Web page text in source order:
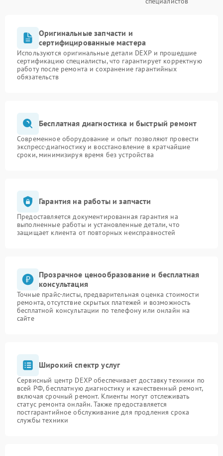
Оригинальные запчасти и
сертифицированные мастера
Используются оригинальные детали DEXP и прошедшие
сертификацию специалисты, что гарантирует корректную
работу после ремонта и сохранение гарантийных
обязательств
Бесплатная диагностика и быстрый ремонт
Современное оборудование и опыт позволяют провести
экспресс-диагностику и восстановление в кратчайшие
сроки, минимизируя время без устройства
Гарантия на работы и запчасти
Предоставляется документированная гарантия на
выполненные работы и установленные детали, что
защищает клиента от повторных неисправностей
Прозрачное ценообразование и бесплатная
консультация
Точные прайс-листы, предварительная оценка стоимости
ремонта, отсутствие скрытых платежей и возможность
бесплатной консультации по телефону или онлайн на
сайте
Широкий спектр услуг
Сервисный центр DEXP обеспечивает доставку техники по
всей РФ, бесплатную диагностику и качественный ремонт,
включая срочный ремонт. Клиенты могут отслеживать
статус ремонта онлайн. Также предоставляется
постгарантийное обслуживание для продления срока
службы техники